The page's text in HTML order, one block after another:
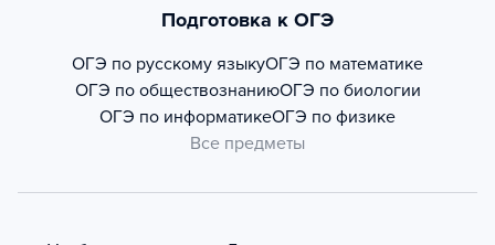
Подготовка к ОГЭ
ОГЭ по русскому языкуОГЭ по математике
ОГЭ по обществознаниюОГЭ по биологии
ОГЭ по информатикеОГЭ по физике
Все предметы